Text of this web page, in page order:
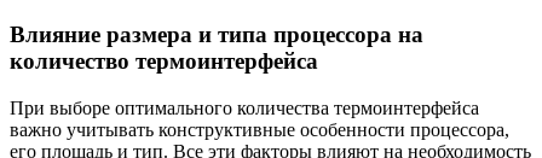
Влияние размера и типа процессора на
количество термоинтерфейса
При выборе оптимального количества термоинтерфейса
важно учитывать конструктивные особенности процессора,
его площадь и тип. Все эти факторы влияют на необходимость